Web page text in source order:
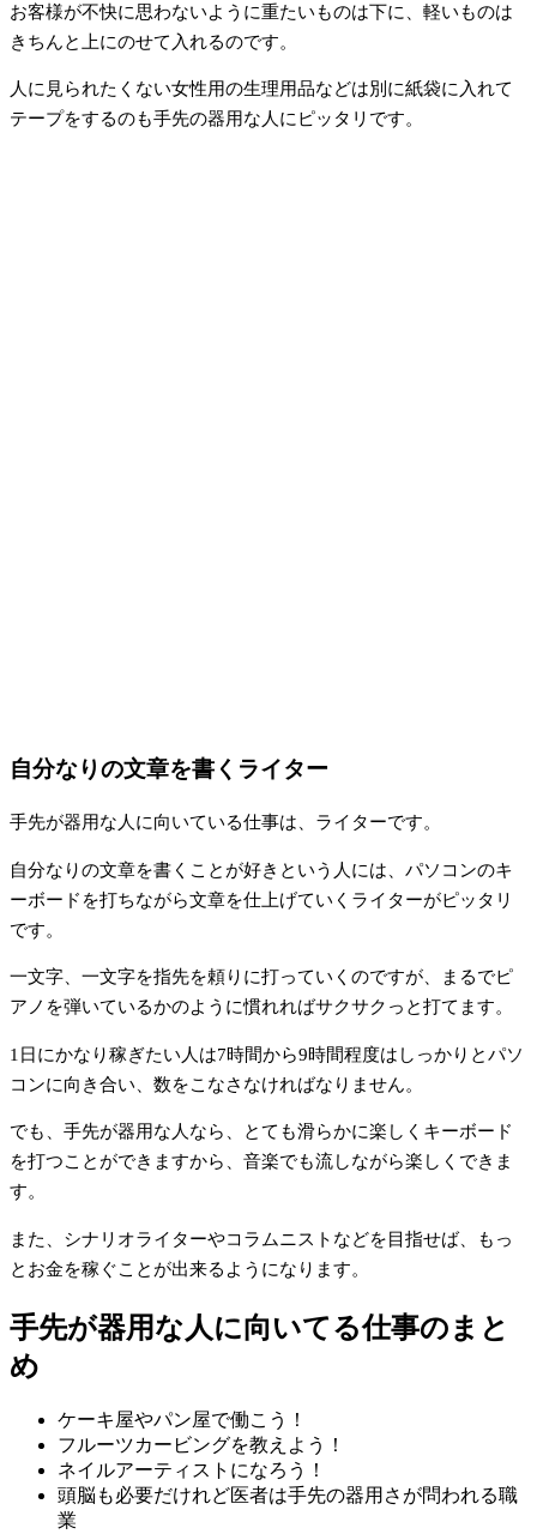
お客様が不快に思わないように重たいものは下に、軽いものは
きちんと上にのせて入れるのです。
人に見られたくない女性用の生理用品などは別に紙袋に入れて
テープをするのも手先の器用な人にピッタリです。
自分なりの文章を書くライター
手先が器用な人に向いている仕事は、ライターです。
自分なりの文章を書くことが好きという人には、パソコンのキ
ーボードを打ちながら文章を仕上げていくライターがピッタリ
です。
一文字、一文字を指先を頼りに打っていくのですが、まるでピ
アノを弾いているかのように慣れればサクサクっと打てます。
1日にかなり稼ぎたい人は7時間から9時間程度はしっかりとパソ
コンに向き合い、数をこなさなければなりません。
でも、手先が器用な人なら、とても滑らかに楽しくキーボード
を打つことができますから、音楽でも流しながら楽しくできま
す。
また、シナリオライターやコラムニストなどを目指せば、もっ
とお金を稼ぐことが出来るようになります。
手先が器用な人に向いてる仕事のまと
め
ケーキ屋やパン屋で働こう！
フルーツカービングを教えよう！
ネイルアーティストになろう！
頭脳も必要だけれど医者は手先の器用さが問われる職
業